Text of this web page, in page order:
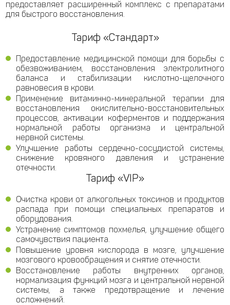
предоставляет расширенный комплекс с препаратами
для быстрого восстановления.
Тариф «Стандарт»
Предоставление медицинской помощи для борьбы с
обезвоживанием, восстановления электролитного
баланса и стабилизации кислотно-щелочного
равновесия в крови.
Применение витаминно-минеральной терапии для
восстановления окислительно-восстановительных
процессов, активации коферментов и поддержания
нормальной работы организма и центральной
нервной системы.
Улучшение работы сердечно-сосудистой системы,
снижение кровяного давления и устранение
отечности.
Тариф «VIP»
Очистка крови от алкогольных токсинов и продуктов
распада при помощи специальных препаратов и
оборудования.
Устранение симптомов похмелья, улучшение общего
самочувствия пациента.
Повышение уровня кислорода в мозге, улучшение
мозгового кровообращения и снятие отечности.
Восстановление работы внутренних органов,
нормализация функций мозга и центральной нервной
системы, а также предотвращение и лечение
осложнений.